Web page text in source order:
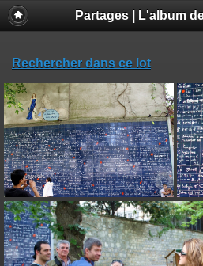
Partages | L'album
Rechercher dans ce lot